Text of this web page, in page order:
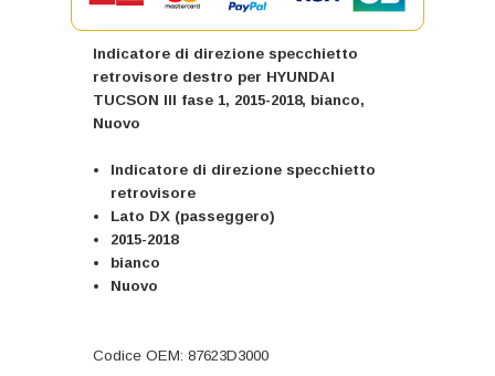
Indicatore di direzione specchietto
retrovisore destro per HYUNDAI
TUCSON III fase 1, 2015-2018, bianco,
Nuovo
Indicatore di direzione specchietto
retrovisore
Lato DX (passeggero)
2015-2018
bianco
Nuovo
Codice OEM: 87623D3000